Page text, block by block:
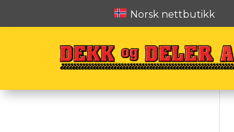
Norsk nettbutikk